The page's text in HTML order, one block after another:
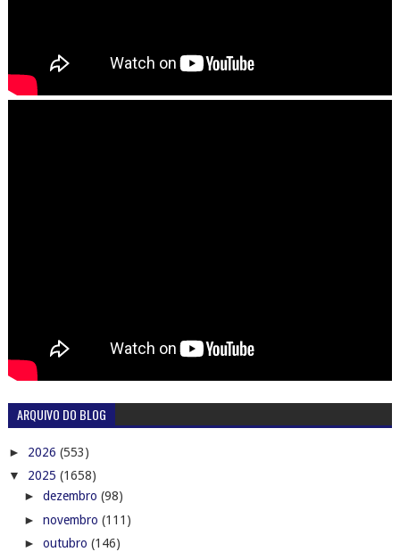
ARQUIVO DO BLOG
► 2026 (553)
▼ 2025 (1658)
► dezembro (98)
► novembro (111)
► outubro (146)